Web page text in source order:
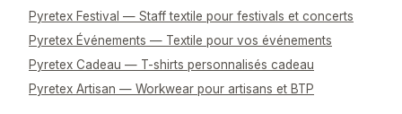
Pyretex Festival — Staff textile pour festivals et concerts
Pyretex Événements — Textile pour vos événements
Pyretex Cadeau — T-shirts personnalisés cadeau
Pyretex Artisan — Workwear pour artisans et BTP